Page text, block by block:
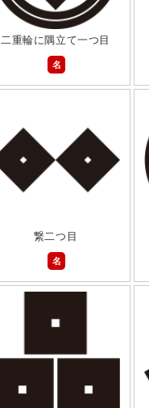
二重輪に隅立て一つ目
名
繋二つ目
名